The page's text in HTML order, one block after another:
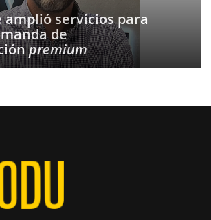
amplió servicios para
de
premium